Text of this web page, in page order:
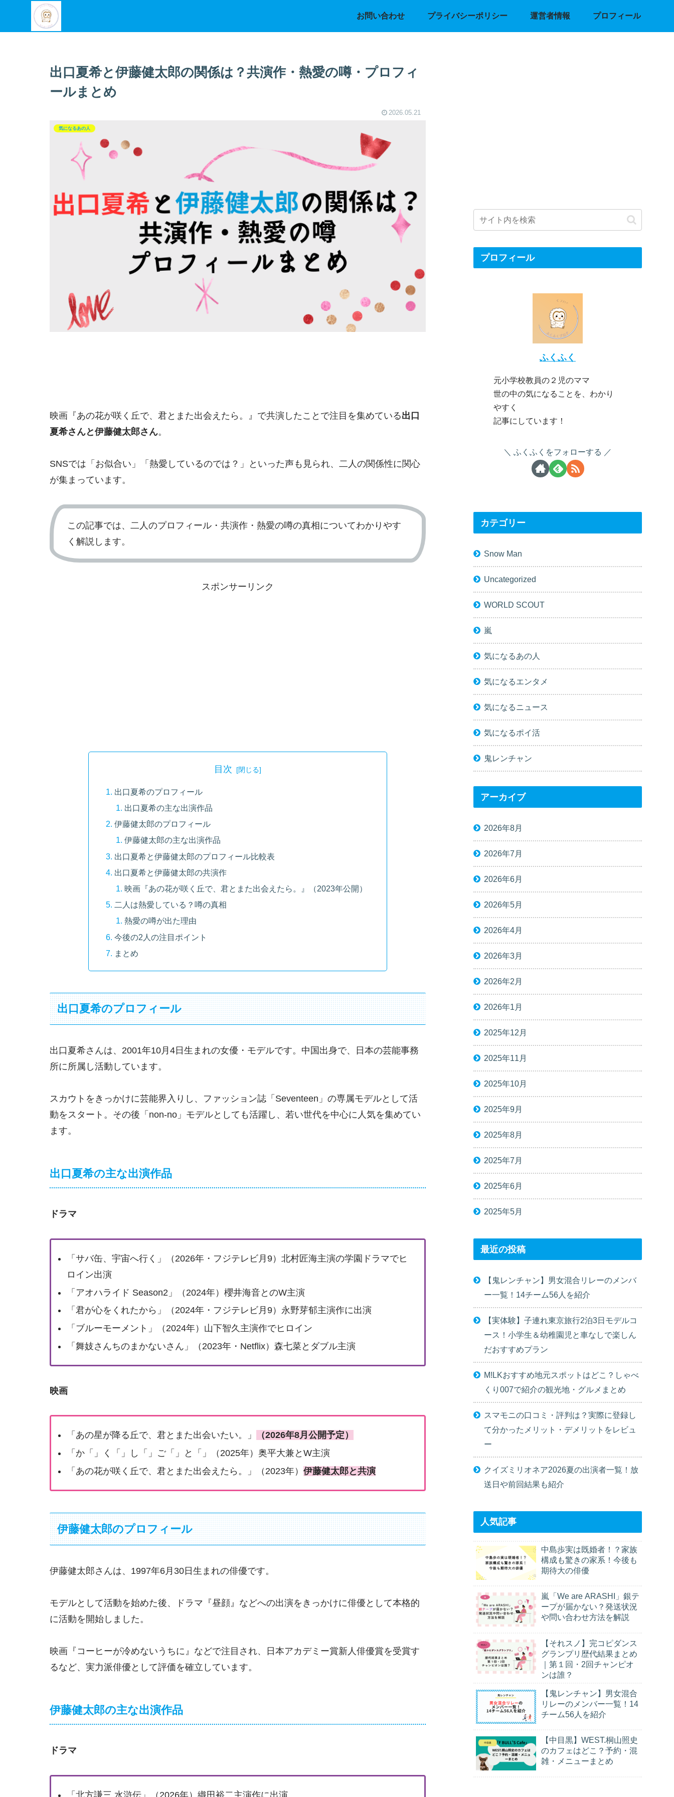
お問い合わせ プライバシーポリシー 運営者情報 プロフィール
出口夏希と伊藤健太郎の関係は？共演作・熱愛の噂・プロフィ
ールまとめ
2026.05.21
気になるあの人
映画『あの花が咲く丘で、君とまた出会えたら。』で共演したことで注目を集めている出口
夏希さんと伊藤健太郎さん。
SNSでは「お似合い」「熱愛しているのでは？」といった声も見られ、二人の関係性に関心
が集まっています。
この記事では、二人のプロフィール・共演作・熱愛の噂の真相についてわかりやす
く解説します。
スポンサーリンク
目次
出口夏希のプロフィール
出口夏希の主な出演作品
伊藤健太郎のプロフィール
伊藤健太郎の主な出演作品
出口夏希と伊藤健太郎のプロフィール比較表
出口夏希と伊藤健太郎の共演作
映画『あの花が咲く丘で、君とまた出会えたら。』（2023年公開）
二人は熱愛している？噂の真相
熱愛の噂が出た理由
今後の2人の注目ポイント
まとめ
出口夏希のプロフィール
出口夏希さんは、2001年10月4日生まれの女優・モデルです。中国出身で、日本の芸能事務
所に所属し活動しています。
スカウトをきっかけに芸能界入りし、ファッション誌「Seventeen」の専属モデルとして活
動をスタート。その後「non-no」モデルとしても活躍し、若い世代を中心に人気を集めてい
ます。
出口夏希の主な出演作品
ドラマ
「サバ缶、宇宙へ行く」（2026年・フジテレビ月9）北村匠海主演の学園ドラマでヒ
ロイン出演
「アオハライド Season2」（2024年）櫻井海音とのW主演
「君が心をくれたから」（2024年・フジテレビ月9）永野芽郁主演作に出演
「ブルーモーメント」（2024年）山下智久主演作でヒロイン
「舞妓さんちのまかないさん」（2023年・Netflix）森七菜とダブル主演
映画
「あの星が降る丘で、君とまた出会いたい。」
（2026年8月公開予定）
「か「」く「」し「」ご「」と「」（2025年）奥平大兼とW主演
「あの花が咲く丘で、君とまた出会えたら。」（2023年） 伊藤健太郎と共演
伊藤健太郎のプロフィール
伊藤健太郎さんは、1997年6月30日生まれの俳優です。
モデルとして活動を始めた後、ドラマ『昼顔』などへの出演をきっかけに俳優として本格的
に活動を開始しました。
映画『コーヒーが冷めないうちに』などで注目され、日本アカデミー賞新人俳優賞を受賞す
るなど、実力派俳優として評価を確立しています。
伊藤健太郎の主な出演作品
ドラマ
プロフィール
ふくふく
元小学校教員の２児のママ
世の中の気になることを、わかり
やすく
記事にしています！
ふくふくをフォローする
カテゴリー
Snow Man
Uncategorized
WORLD SCOUT
嵐
気になるあの人
気になるエンタメ
気になるニュース
気になるポイ活
鬼レンチャン
アーカイブ
2026年8月
2026年7月
2026年6月
2026年5月
2026年4月
2026年3月
2026年2月
2026年1月
2025年12月
2025年11月
2025年10月
2025年9月
2025年8月
2025年7月
2025年6月
2025年5月
最近の投稿
【鬼レンチャン】男女混合リレーのメンバ
ー一覧！14チーム56人を紹介
【実体験】子連れ東京旅行2泊3日モデルコ
ース！小学生＆幼稚園児と車なしで楽しん
だおすすめプラン
M!LKおすすめ地元スポットはどこ？しゃべ
くり007で紹介の観光地・グルメまとめ
スマモニの口コミ・評判は？実際に登録し
て分かったメリット・デメリットをレビュ
ー
クイズミリオネア2026夏の出演者一覧！放
送日や前回結果も紹介
人気記事
中島歩実は既婚者！？家族
構成も驚きの家系！今後も
期待大の俳優
嵐「We are ARASHI」銀テ
ープが届かない？発送状況
や問い合わせ方法を解説
【それスノ】完コピダンス
グランプリ歴代結果まとめ
｜第１回・2回チャンピオ
ンは誰？
【鬼レンチャン】男女混合
リレーのメンバー一覧！14
チーム56人を紹介
【中目黒】WEST.桐山照史
のカフェはどこ？予約・混
雑・メニューまとめ